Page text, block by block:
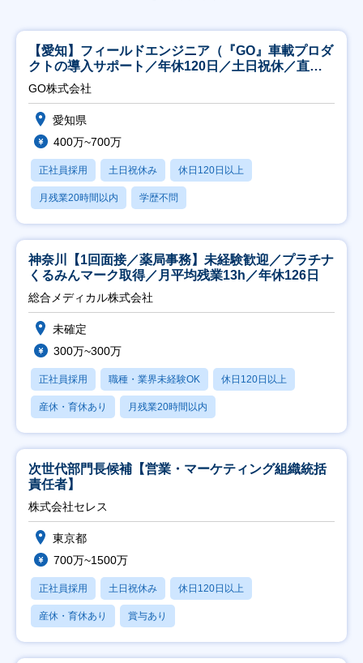
【愛知】フィールドエンジニア（『GO』車載プロダ
クトの導入サポート／年休120日／土日祝休／直行
直帰
GO株式会社
愛知県
400万~700万
正社員採用 土日祝休み 休日120日以上
月残業20時間以内 学歴不問
神奈川【1回面接／薬局事務】未経験歓迎／プラチナ
くるみんマーク取得／月平均残業13h／年休126日
総合メディカル株式会社
未確定
300万~300万
正社員採用 職種・業界未経験OK 休日120日以上
産休・育休あり 月残業20時間以内
次世代部門長候補【営業・マーケティング組織統括
責任者】
株式会社セレス
東京都
700万~1500万
正社員採用 土日祝休み 休日120日以上
産休・育休あり 賞与あり